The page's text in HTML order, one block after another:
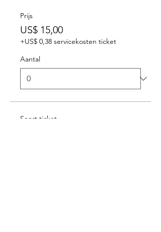
Prijs
US$ 15,00
+US$ 0,38 servicekosten ticket
Aantal
Soort ticket